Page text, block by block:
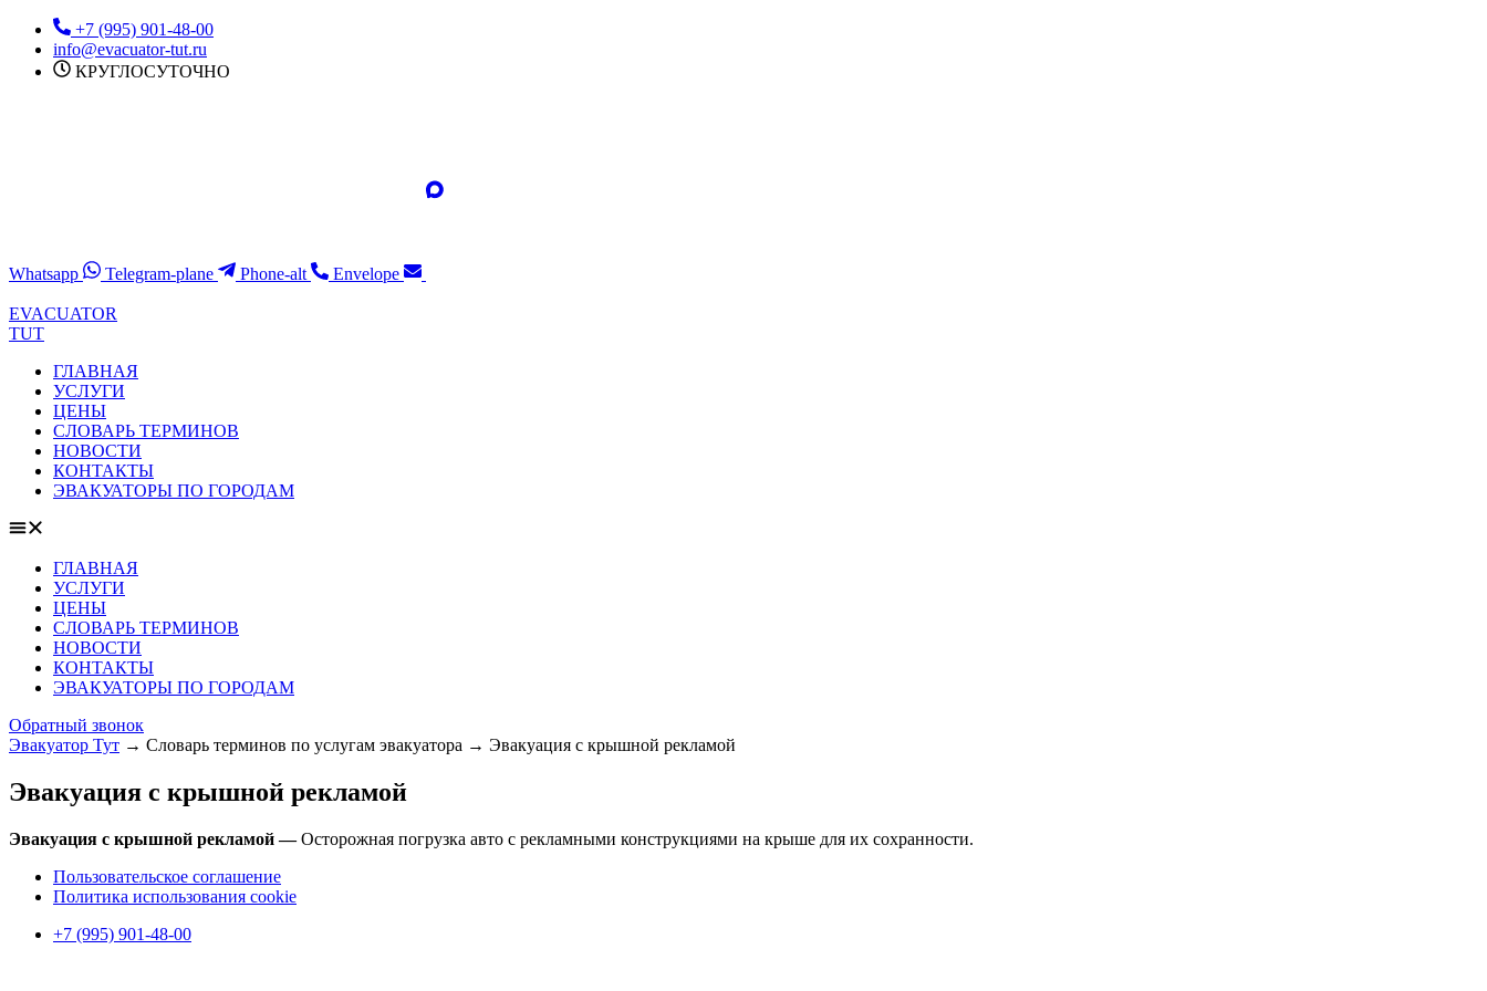
Перейти
содержимому
+7 (995) 901-48-00
info@evacuator-tut.ru
КРУГЛОСУТОЧНО
Whatsapp Telegram-plane Phone-alt Envelope
EVACUATOR
TUT
ГЛАВНАЯ
УСЛУГИ
ЦЕНЫ
СЛОВАРЬ ТЕРМИНОВ
НОВОСТИ
КОНТАКТЫ
ЭВАКУАТОРЫ ПО ГОРОДАМ
ГЛАВНАЯ
УСЛУГИ
ЦЕНЫ
СЛОВАРЬ ТЕРМИНОВ
НОВОСТИ
КОНТАКТЫ
ЭВАКУАТОРЫ ПО ГОРОДАМ
Обратный звонок
Эвакуатор Тут → Словарь терминов по услугам эвакуатора → Эвакуация с крышной рекламой
Эвакуация с крышной рекламой
Эвакуация с крышной рекламой —Осторожная погрузка авто с рекламными конструкциями на крыше для их сохранности.
Пользовательское соглашение
Политика использования cookie
+7 (995) 901-48-00